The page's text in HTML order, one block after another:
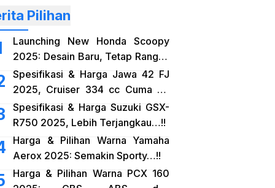
Pilihan
Launching New Honda Scoopy
2025: Desain Baru, Tetap Rangka
eSAF…!!
Spesifikasi & Harga Jawa 42 FJ
2025, Cruiser 334 cc Cuma 38
Jutaan…!!
Spesifikasi & Harga Suzuki GSX-
R750 2025, Lebih Terjangkau…!!
Harga & Pilihan Warna Yamaha
Aerox 2025: Semakin Sporty…!!
Harga & Pilihan Warna PCX 160